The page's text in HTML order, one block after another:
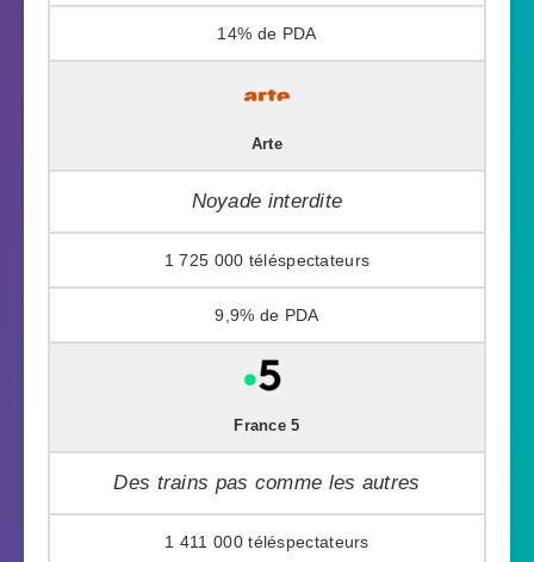
14%
Arte
Noyade interdite
1 725 000
9,9%
France 5
Des trains pas comme les autres
1 411 000